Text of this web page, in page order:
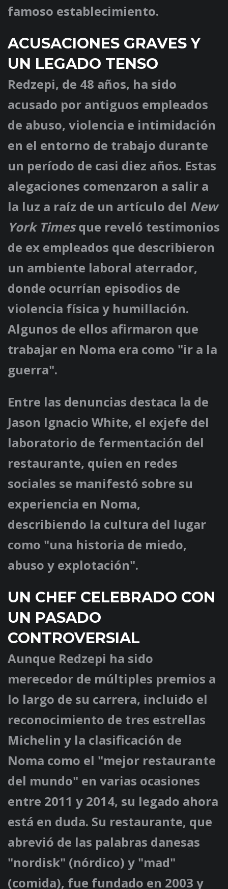
famoso establecimiento.
ACUSACIONES GRAVES Y
UN LEGADO TENSO
Redzepi, de 48 años, ha sido
acusado por antiguos empleados
de abuso, violencia e intimidación
en el entorno de trabajo durante
un período de casi diez años. Estas
alegaciones comenzaron a salir a
la luz a raíz de un artículo del New
York Timesque reveló testimonios
de ex empleados que describieron
un ambiente laboral aterrador,
donde ocurrían episodios de
violencia física y humillación.
Algunos de ellos afirmaron que
trabajar en Noma era como "ir a la
guerra".
Entre las denuncias destaca la de
Jason Ignacio White, el exjefe del
laboratorio de fermentación del
restaurante, quien en redes
sociales se manifestó sobre su
experiencia en Noma,
describiendo la cultura del lugar
como "una historia de miedo,
abuso y explotación".
UN CHEF CELEBRADO CON
UN PASADO
CONTROVERSIAL
Aunque Redzepi ha sido
merecedor de múltiples premios a
lo largo de su carrera, incluido el
reconocimiento de tres estrellas
Michelin y la clasificación de
Noma como el "mejor restaurante
del mundo" en varias ocasiones
entre 2011 y 2014, su legado ahora
está en duda. Su restaurante, que
abrevió de las palabras danesas
"nordisk" (nórdico) y "mad"
(comida), fue fundado en 2003 y